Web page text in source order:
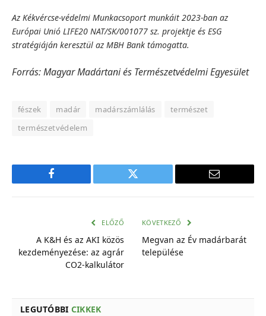
Az Kékvércse-védelmi Munkacsoport munkáit 2023-ban az
Európai Unió LIFE20 NAT/SK/001077 sz. projektje és ESG
stratégiáján keresztül az MBH Bank támogatta.
Forrás: Magyar Madártani és Természetvédelmi Egyesület
fészek madár madárszámlálás
természet
természetvédelem
Facebook Twitter
E-
ELŐZŐ
A K&H és az AKI közös
kezdeményezése: az agrár
CO2-kalkulátor
KÖVETKEZŐ
Megvan az Év madárbarát
települése
LEGUTÓBBI CIKKEK